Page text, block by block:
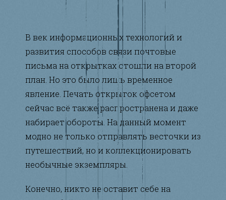
В век информационных технологий и
развития способов связи почтовые
письма на открытках отошли на второй
план. Но это было лишь временное
явление. Печать открыток офсетом
сейчас всё также распространена и даже
набирает обороты. На данный момент
модно не только отправлять весточки из
путешествий, но и коллекционировать
необычные экземпляры.
Конечно, никто не оставит себе на